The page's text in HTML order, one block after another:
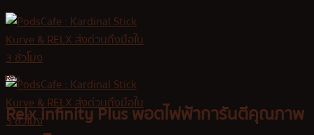
Skip
to
content
Relx
Relx infinity Plus พอตไฟฟ้าการันตีคุณภาพ